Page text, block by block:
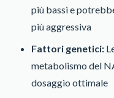
più bassi e
più aggressiva
Fattori genetici:
metabolismo del
dosaggio ottimale